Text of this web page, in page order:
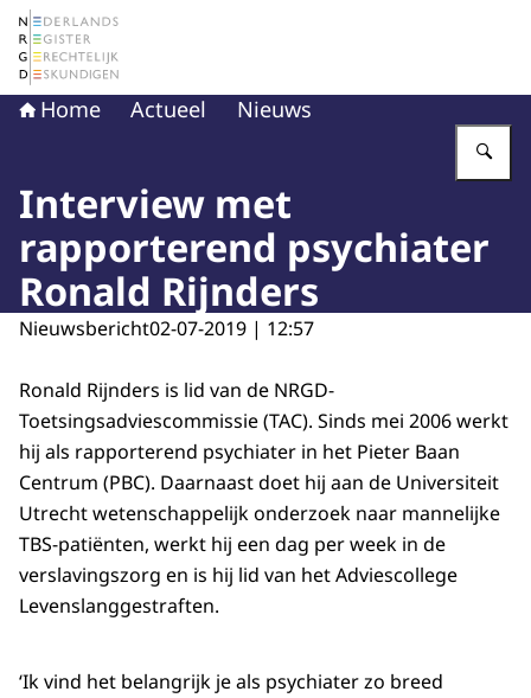
Naar de homepage van Nederlands Register
Home Actueel Nieuws
Interview met
rapporterend psychiater
Ronald Rijnders
Nieuwsbericht02-07-2019 | 12:57
Ronald Rijnders is lid van de NRGD-
Toetsingsadviescommissie (TAC). Sinds mei 2006 werkt
hij als rapporterend psychiater in het Pieter Baan
Centrum (PBC). Daarnaast doet hij aan de Universiteit
Utrecht wetenschappelijk onderzoek naar mannelijke
TBS-patiënten, werkt hij een dag per week in de
verslavingszorg en is hij lid van het Adviescollege
Levenslanggestraften.
‘Ik vind het belangrijk je als psychiater zo breed